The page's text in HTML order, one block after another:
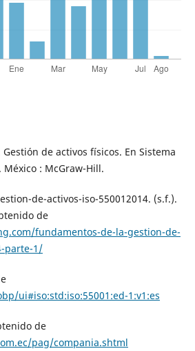
de activos físicos. En Sistema
: McGraw-Hill.
de-activos-iso-550012014. (s.f.).
de
fundamentos-de-la-gestion-de-
parte-1/
ui#iso:std:iso:55001:ed-1:v1:es
de
pag/compania.shtml